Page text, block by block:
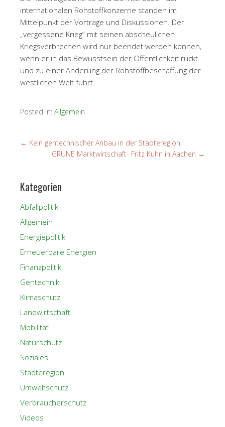
internationalen Rohstoffkonzerne standen im
Mittelpunkt der Vorträge und Diskussionen. Der
„vergessene Krieg“ mit seinen abscheulichen
Kriegsverbrechen wird nur beendet werden können,
wenn er in das Bewusstsein der Öffentlichkeit rückt
und zu einer Änderung der Rohstoffbeschaffung der
westlichen Welt führt.
Posted in: Allgemein
← Kein gentechnischer Anbau in der Städteregion
GRÜNE Marktwirtschaft- Fritz Kuhn in Aachen →
Kategorien
Abfallpolitik
Allgemein
Energiepolitik
Erneuerbare Energien
Finanzpolitik
Gentechnik
Klimaschutz
Landwirtschaft
Mobilität
Naturschutz
Soziales
Städteregion
Umweltschutz
Verbraucherschutz
Videos